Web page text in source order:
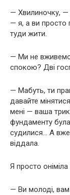
— Хвилиночку,
— я, а ви просто
туди жити.
— Ми не
спокою? Дві
— Мабуть, ти
давайте
мені — ваша
фундаменту
судилися… А
віддала.
Я просто
— Ви молоді,